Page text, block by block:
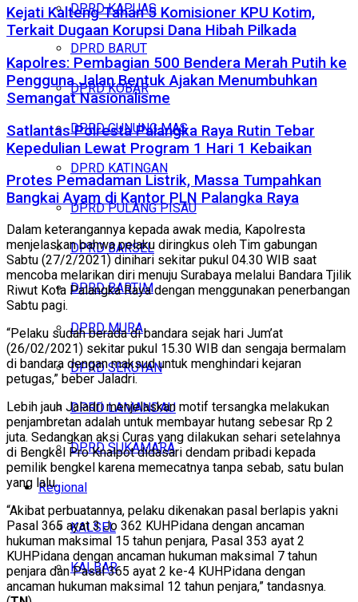
DPRD KAPUAS
DPRD BARUT
DPRD KOBAR
DPRD GUNUNG MAS
DPRD KATINGAN
DPRD PULANG PISAU
DPRD BARSEL
DPRD BARTIM
DPRD MURA
DPRD SERUYAN
DPRD LAMANDAU
DPRD SUKAMARA
Regional
KALSEL
KALBAR
Kejati Kalteng Tahan 5 Komisioner KPU Kotim,
Terkait Dugaan Korupsi Dana Hibah Pilkada
Kapolres: Pembagian 500 Bendera Merah Putih ke
Pengguna Jalan Bentuk Ajakan Menumbuhkan
Semangat Nasionalisme
Satlantas Polresta Palangka Raya Rutin Tebar
Kepedulian Lewat Program 1 Hari 1 Kebaikan
Protes Pemadaman Listrik, Massa Tumpahkan
Bangkai Ayam di Kantor PLN Palangka Raya
Dalam keterangannya kepada awak media, Kapolresta
menjelaskan bahwa pelaku diringkus oleh Tim gabungan
Sabtu (27/2/2021) dinihari sekitar pukul 04.30 WIB saat
mencoba melarikan diri menuju Surabaya melalui Bandara Tjilik
Riwut Kota Palangka Raya dengan menggunakan penerbangan
Sabtu pagi.
“Pelaku sudah berada di bandara sejak hari Jum’at
(26/02/2021) sekitar pukul 15.30 WIB dan sengaja bermalam
di bandara dengan maksud untuk menghindari kejaran
petugas,” beber Jaladri.
Lebih jauh Jaladri menjelaskan motif tersangka melakukan
penjambretan adalah untuk membayar hutang sebesar Rp 2
juta. Sedangkan aksi Curas yang dilakukan sehari setelahnya
di Bengkel Pro Knalpot didasari dendam pribadi kepada
pemilik bengkel karena memecatnya tanpa sebab, satu bulan
yang lalu.
“Akibat perbuatannya, pelaku dikenakan pasal berlapis yakni
Pasal 365 ayat 3 Jo 362 KUHPidana dengan ancaman
hukuman maksimal 15 tahun penjara, Pasal 353 ayat 2
KUHPidana dengan ancaman hukuman maksimal 7 tahun
penjara dan Pasal 365 ayat 2 ke-4 KUHPidana dengan
ancaman hukuman maksimal 12 tahun penjara,” tandasnya.